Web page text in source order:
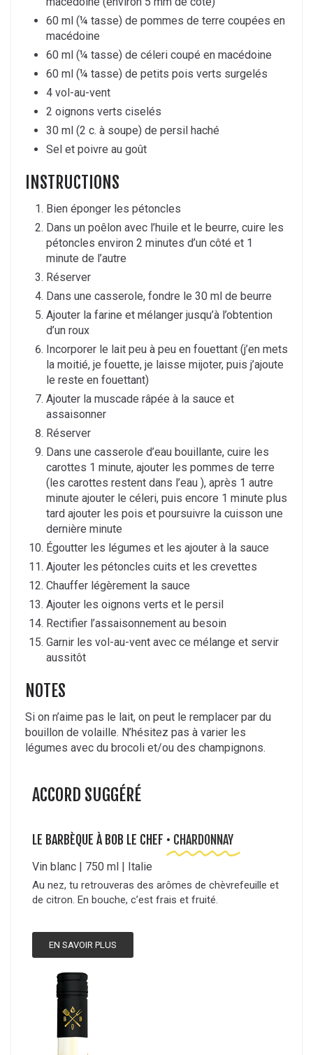
60 ml (¼ tasse) de pommes de terre coupées en
macédoine
60 ml (¼ tasse) de céleri coupé en macédoine
60 ml (¼ tasse) de petits pois verts surgelés
4 vol-au-vent
2 oignons verts ciselés
30 ml (2 c. à soupe) de persil haché
Sel et poivre au goût
INSTRUCTIONS
Bien éponger les pétoncles
Dans un poêlon avec l’huile et le beurre, cuire les
pétoncles environ 2 minutes d’un côté et 1
minute de l’autre
Réserver
Dans une casserole, fondre le 30 ml de beurre
Ajouter la farine et mélanger jusqu’à l’obtention
d’un roux
Incorporer le lait peu à peu en fouettant (j’en mets
la moitié, je fouette, je laisse mijoter, puis j’ajoute
le reste en fouettant)
Ajouter la muscade râpée à la sauce et
assaisonner
Réserver
Dans une casserole d’eau bouillante, cuire les
carottes 1 minute, ajouter les pommes de terre
(les carottes restent dans l’eau ), après 1 autre
minute ajouter le céleri, puis encore 1 minute plus
tard ajouter les pois et poursuivre la cuisson une
dernière minute
Égoutter les légumes et les ajouter à la sauce
Ajouter les pétoncles cuits et les crevettes
Chauffer légèrement la sauce
Ajouter les oignons verts et le persil
Rectifier l’assaisonnement au besoin
Garnir les vol-au-vent avec ce mélange et servir
aussitôt
NOTES
Si on n’aime pas le lait, on peut le remplacer par du
bouillon de volaille. N’hésitez pas à varier les
légumes avec du brocoli et/ou des champignons.
ACCORD SUGGÉRÉ
LE BARBÈQUE À BOB LE CHEF • CHARDONNAY
Vin blanc | 750 ml | Italie
Au nez, tu retrouveras des arômes de chèvrefeuille et
de citron. En bouche, c’est frais et fruité.
EN SAVOIR PLUS